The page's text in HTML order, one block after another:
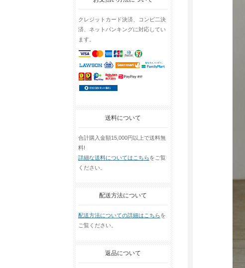
クレジットカード決済、コンビ二決
済、ネットバンキングに対応してい
ます。
送料について
合計購入金額15,000円以上で送料無
料!
詳細な送料についてはこちらをご覧
ください。
配送方法について
配送方法についての詳細はこちらを
ご覧ください。
返品について